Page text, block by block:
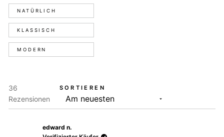
NATÜRLICH
KLASSISCH
MODERN
36
Rezensionen
SORTIEREN
edward n.
Wird geladen...